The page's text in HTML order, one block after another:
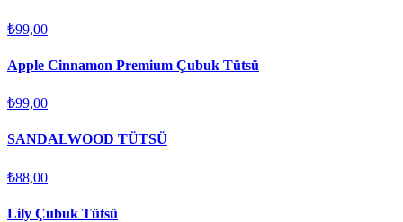
₺99,00
Apple Cinnamon Premium Çubuk Tütsü
₺99,00
SANDALWOOD TÜTSÜ
₺88,00
Lily Çubuk Tütsü